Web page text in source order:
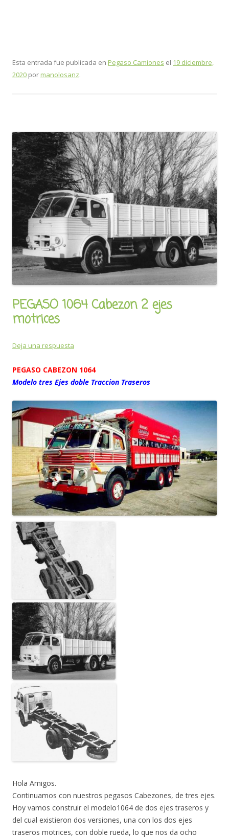
Esta entrada fue publicada en Pegaso Camiones el 19 diciembre,
2020 pormanolosanz.
PEGASO 1064 Cabezon 2 ejes
motrices
Deja una respuesta
PEGASO CABEZON 1064
Modelo tres Ejes doble Traccion Traseros
Hola Amigos.
Continuamos con nuestros pegasos Cabezones, de tres ejes.
Hoy vamos construir el modelo1064 de dos ejes traseros y
del cual existieron dos versiones, una con los dos ejes
traseros motrices, con doble rueda, lo que nos da ocho